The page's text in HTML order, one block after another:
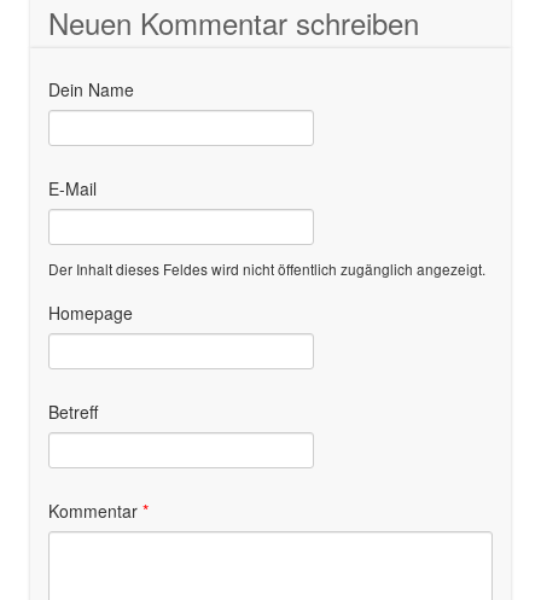
Neuen Kommentar schreiben
Dein Name
E-Mail
Der Inhalt dieses Feldes wird nicht öffentlich zugänglich angezeigt.
Homepage
Betreff
Kommentar *